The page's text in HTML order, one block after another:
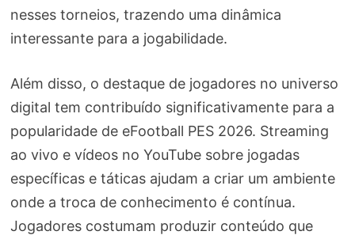
nesses torneios, trazendo uma dinâmica
interessante para a jogabilidade.
Além disso, o destaque de jogadores no universo
digital tem contribuído significativamente para a
popularidade de eFootball PES 2026. Streaming
ao vivo e vídeos no YouTube sobre jogadas
específicas e táticas ajudam a criar um ambiente
onde a troca de conhecimento é contínua.
Jogadores costumam produzir conteúdo que